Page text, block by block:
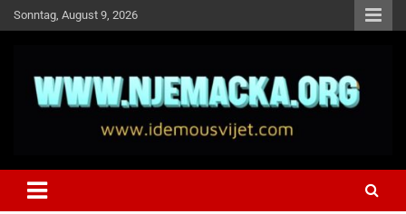
Skip
to
Sonntag, August 9, 2026
Idemo u Svijet-Njemacka!